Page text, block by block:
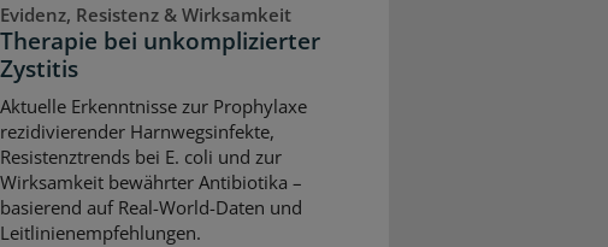
Evidenz, Resistenz & Wirksamkeit
Therapie bei unkomplizierter
Zystitis
Aktuelle Erkenntnisse zur Prophylaxe
rezidivierender Harnwegsinfekte,
Resistenztrends bei E. coli und zur
Wirksamkeit bewährter Antibiotika –
basierend auf Real-World-Daten und
Leitlinienempfehlungen.